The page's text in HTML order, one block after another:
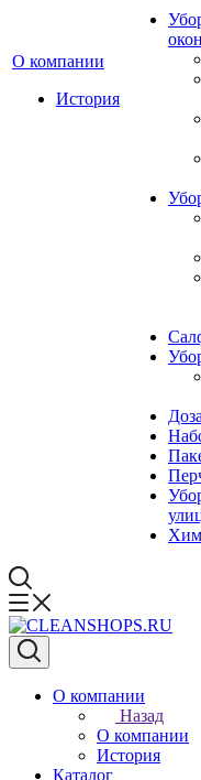
О компании
История
окон
О компании
Назад
О компании
История
Каталог